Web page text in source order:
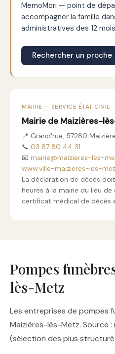
MemoMori — point de
accompagner la famille
administratives des 12
Rechercher un proche
MAIRIE — SERVICE ÉTAT CIVIL
Mairie de Maizières-
📍 Grand'rue, 57280
📞 03 87 80 44 31
📧 mairie@maizieres-les-
www.ville-maizieres-les-
La déclaration de décès
heures à la mairie du lieu
certificat médical de décès
Pompes
lès-Metz
Les entreprises de pompes
Maizières-lès-Metz. Source :
(sélection des plus